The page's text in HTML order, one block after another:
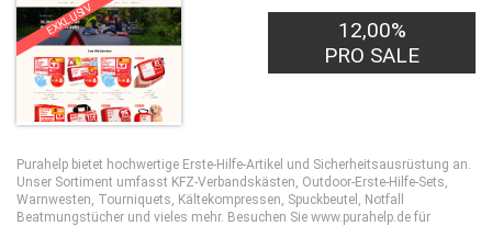
EXKLUSIV
12,00%
PRO SALE
Purahelp bietet hochwertige Erste-Hilfe-Artikel und Sicherheitsausrüstung an.
Unser Sortiment umfasst KFZ-Verbandskästen, Outdoor-Erste-Hilfe-Sets,
Warnwesten, Tourniquets, Kältekompressen, Spuckbeutel, Notfall
Beatmungstücher und vieles mehr. Besuchen Sie www.purahelp.de für